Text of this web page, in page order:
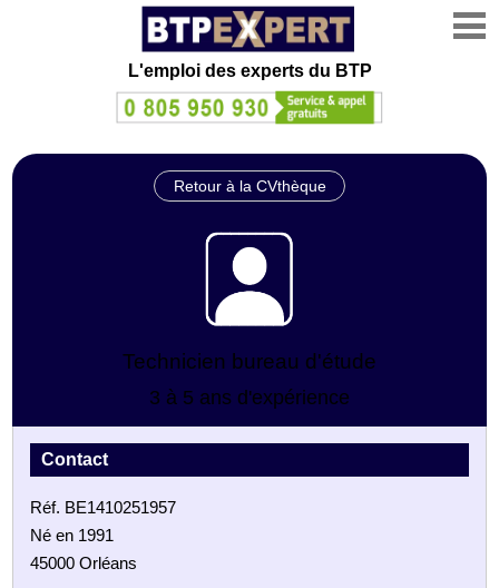
L'emploi des experts du BTP
Retour à la CVthèque
Technicien bureau d'étude
3 à 5 ans d'expérience
Contact
Réf. BE1410251957
Né en 1991
45000 Orléans